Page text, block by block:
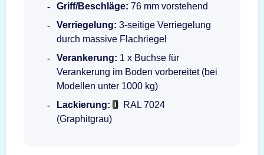
Griff/Beschläge: 76 mm vorstehend
Verriegelung: 3-seitige Verriegelung
durch massive Flachriegel
Verankerung: 1 x Buchse für
Verankerung im Boden vorbereitet (bei
Modellen unter 1000 kg)
Lackierung:
RAL 7024
(Graphitgrau)